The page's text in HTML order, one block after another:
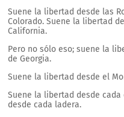
Suene la libertad desde las
Colorado. Suene la libertad
California.
Pero no sólo eso; suene la
de Georgia.
Suene la libertad desde el
Suene la libertad desde
desde cada ladera.